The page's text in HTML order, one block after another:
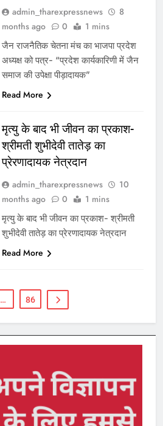
admin_tharexpressnews
8
months ago
0 1 mins
जैन राजनैतिक चेतना मंच का भाजपा प्रदेश
अध्यक्ष को पत्र- “प्रदेश कार्यकारिणी में जैन
समाज की उपेक्षा पीड़ादायक”
Read More
मृत्यु के बाद भी जीवन का प्रकाश-
श्रीमती शुभीदेवी तातेड़ का
प्रेरणादायक नेत्रदान
admin_tharexpressnews
10
months ago
0 1 mins
मृत्यु के बाद भी जीवन का प्रकाश- श्रीमती
शुभीदेवी तातेड़ का प्रेरणादायक नेत्रदान
Read More
… 86